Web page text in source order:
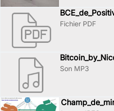
Fichier PDF
Son MP3